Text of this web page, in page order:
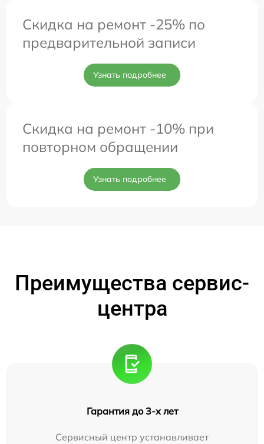
Скидка на ремонт -25% по
предварительной записи
Узнать подробнее
Скидка на ремонт -10% при
повторном обращении
Узнать подробнее
Преимущества сервис-
центра
Гарантия до 3-х лет
Сервисный центр устанавливает